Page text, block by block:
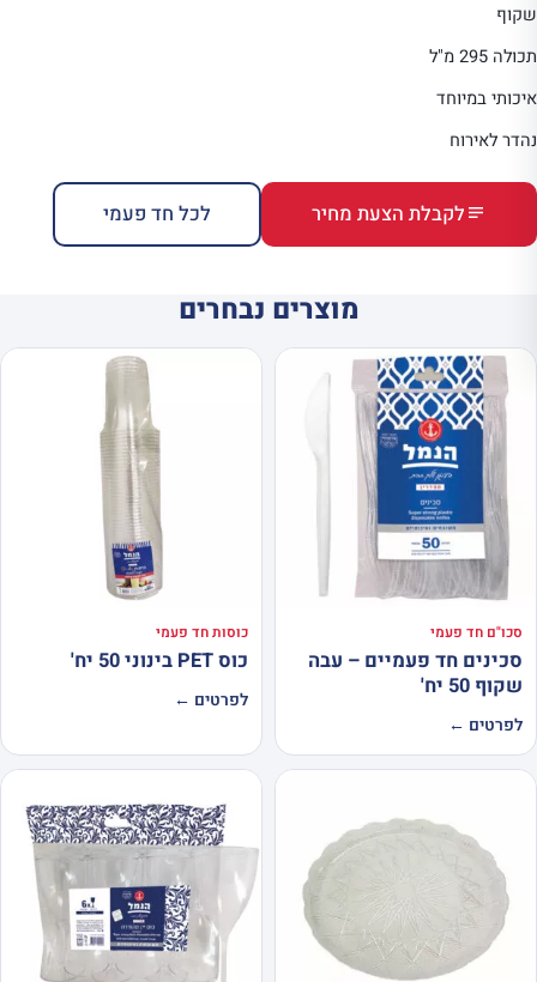
שקוף
תכולה 295 מ"ל
איכותי במיוחד
נהדר לאירוח
לקבלת הצעת מחיר לכל חד פעמי
מוצרים נבחרים
סכו"ם חד פעמי
סכינים חד פעמיים – עבה
שקוף 50 יח'
לפרטים ←
כוסות חד פעמי
כוס PET בינוני 50 יח'
לפרטים ←